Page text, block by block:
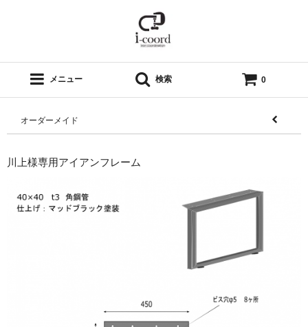
メニュー 検索 0
オーダーメイド
川上様専用アイアンフレーム